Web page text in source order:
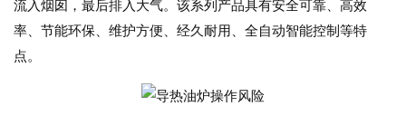
流入烟囱，最后排入大气。该系列产品具有安全可靠、高效
率、节能环保、维护方便、经久耐用、全自动智能控制等特
点。